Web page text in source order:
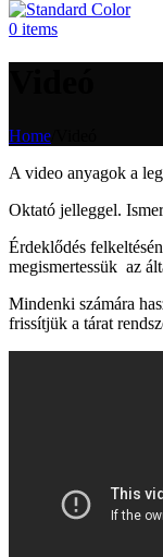
0 items
Home
A video anyagok a
Oktató jelleggel.
Érdeklődés
megismertessük az
Mindenki számára
frissítjük a tárat